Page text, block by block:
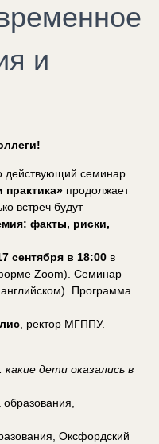
и
действующий семинар
практика» продолжает
встреч будут
факты, риски,
сентября в 18:00 в
Zoom). Семинар
Программа
, ректор МГППУ.
дети оказались в
Оксфордский